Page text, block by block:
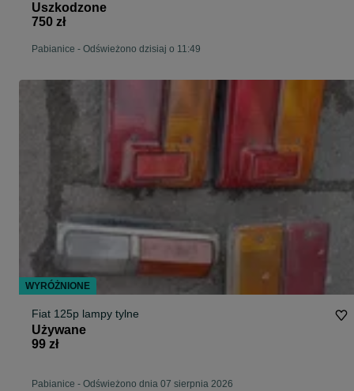
Uszkodzone
750 zł
Pabianice - Odświeżono dzisiaj o 11:49
Fiat 125p lampy tylne
Używane
99 zł
Pabianice - Odświeżono dnia 07 sierpnia 2026
WYRÓŻNIONE